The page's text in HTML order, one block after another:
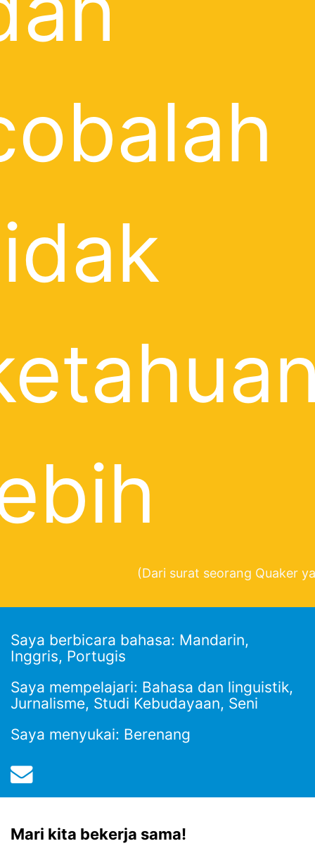
(Dari surat seorang Quaker
Saya berbicara bahasa: Mandarin,
Inggris, Portugis
Saya mempelajari: Bahasa dan linguistik,
Jurnalisme, Studi Kebudayaan, Seni
Saya menyukai: Berenang
Mari kita bekerja sama!